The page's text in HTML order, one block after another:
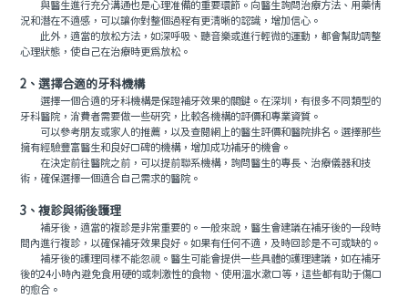
與醫生進行充分溝通也是心理准備的重要環節。向醫生詢問治療方法、用藥情
況和潛在不適感，可以讓你對整個過程有更清晰的認識，增加信心。
此外，適當的放松方法，如深呼吸、聽音樂或進行輕微的運動，都會幫助調整
心理狀態，使自己在治療時更爲放松。
2、選擇合適的牙科機構
選擇一個合適的牙科機構是保證補牙效果的關鍵。在深圳，有很多不同類型的
牙科醫院，消費者需要做一些研究，比較各機構的評價和專業資質。
可以參考朋友或家人的推薦，以及查閱網上的醫生評價和醫院排名。選擇那些
擁有經驗豐富醫生和良好口碑的機構，增加成功補牙的機會。
在決定前往醫院之前，可以提前聯系機構，詢問醫生的專長、治療儀器和技
術，確保選擇一個適合自己需求的醫院。
3、複診與術後護理
補牙後，適當的複診是非常重要的。一般來說，醫生會建議在補牙後的一段時
間內進行複診，以確保補牙效果良好。如果有任何不適，及時回診是不可或缺的。
補牙後的護理同樣不能忽視。醫生可能會提供一些具體的護理建議，如在補牙
後的24小時內避免食用硬的或刺激性的食物、使用溫水漱口等，這些都有助于傷口
的愈合。